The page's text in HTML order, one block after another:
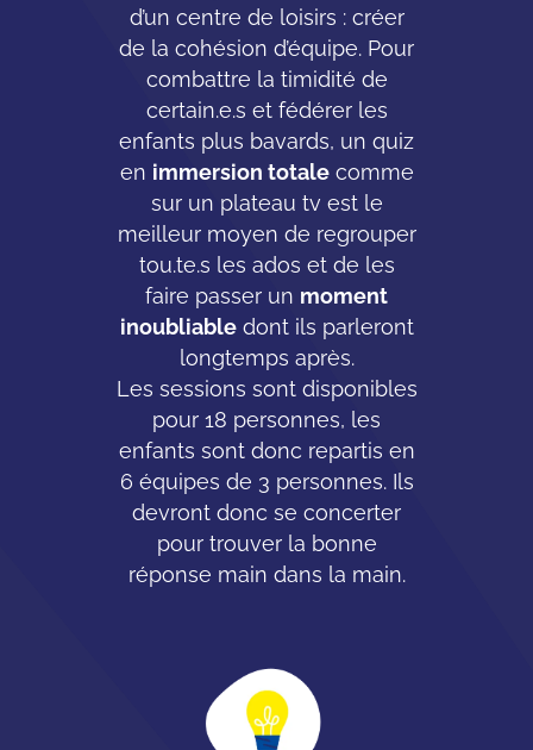
d’un centre de loisirs : créer
de la cohésion d’équipe. Pour
combattre la timidité de
certain.e.s et fédérer les
enfants plus bavards, un quiz
en immersion totalecomme
sur un plateau tv est le
meilleur moyen de regrouper
tou.te.s les ados et de les
faire passer un moment
inoubliabledont ils parleront
longtemps après.
Les sessions sont disponibles
pour 18 personnes, les
enfants sont donc repartis en
6 équipes de 3 personnes. Ils
devront donc se concerter
pour trouver la bonne
réponse main dans la main.